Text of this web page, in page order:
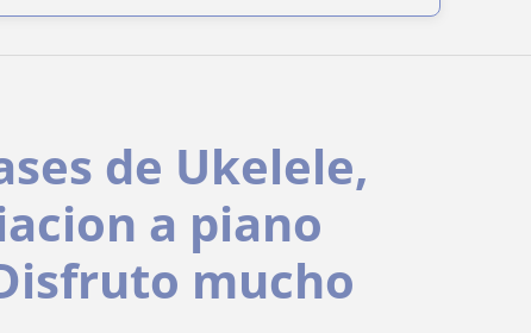
de Ukelele,
a piano
mucho